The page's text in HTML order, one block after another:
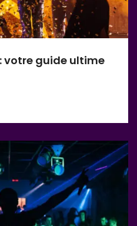
votre guide ultime